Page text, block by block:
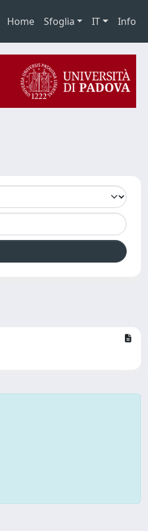
Home Sfoglia IT Info